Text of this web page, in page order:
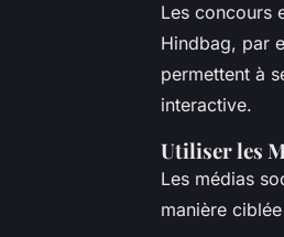
Les concours
Hindbag, par
permettent à
interactive.
Utiliser les
Les médias
manière